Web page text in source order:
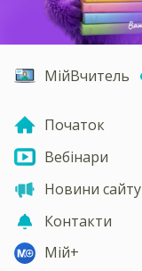
МійВчитель
Початок
Вебінари
Новини сайту
Контакти
Мій+